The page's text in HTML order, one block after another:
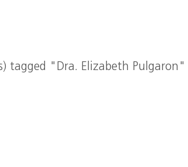
tagged "Dra. Elizabeth Pulgaron"